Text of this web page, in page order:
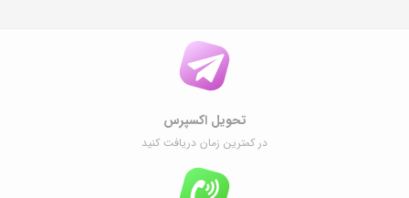
تحویل اکسپرس
در کمترین زمان دریافت کنید